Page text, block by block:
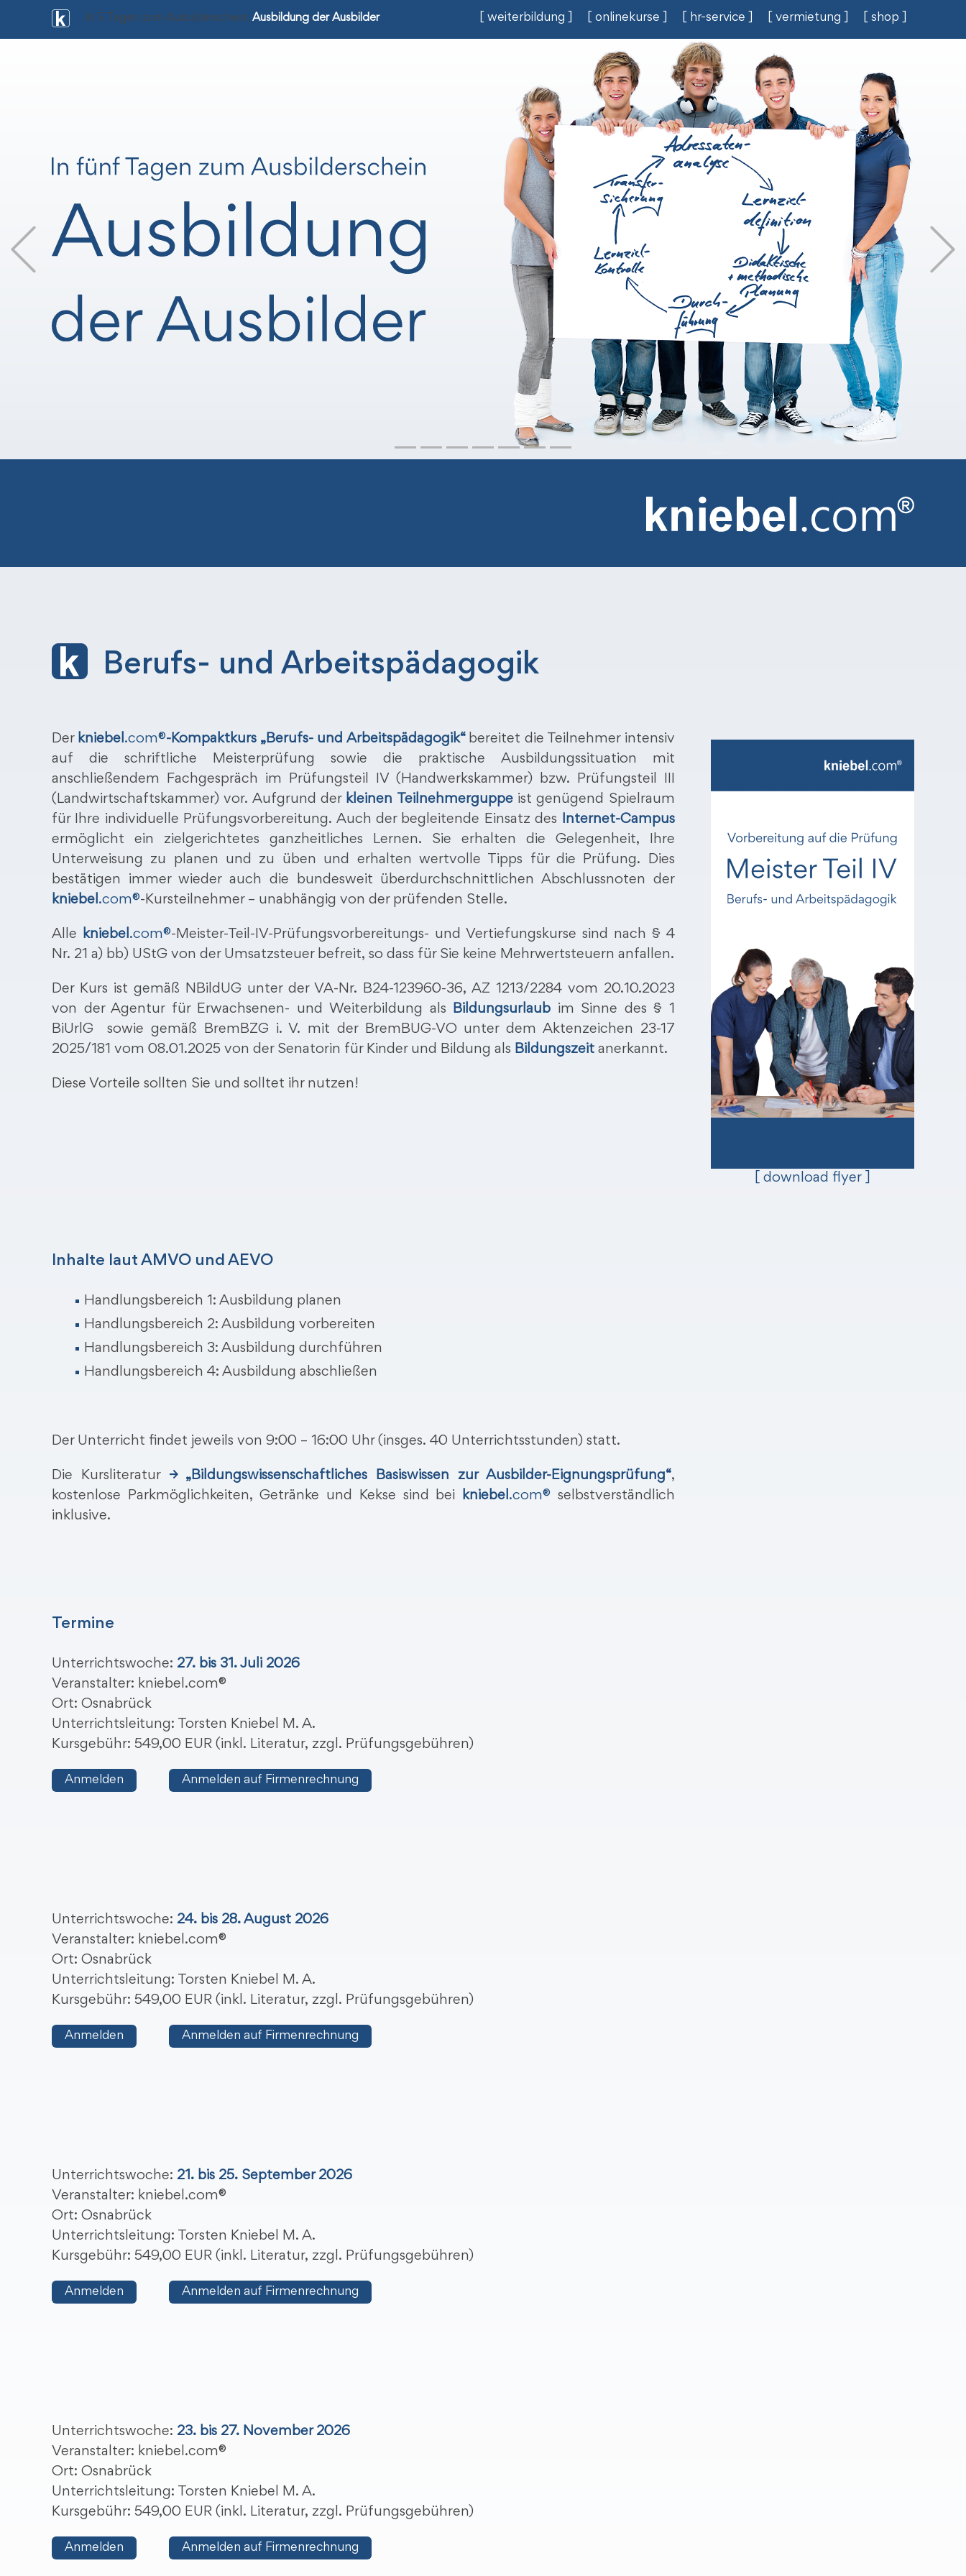
[ weiterbildung ] [ onlinekurse ] [ hr-service ] [ vermietung ] [ shop ]
In 5 Tagen zum Ausbilderschein: Ausbildung der Ausbilder
Previous
Berufs- und Arbeitspädagogik
Der kniebel .com®-Kompaktkurs „Berufs- und Arbeitspädagogik“ bereitet die Teilnehmer intensiv
auf die schriftliche Meisterprüfung sowie die praktische Ausbildungssituation mit
anschließendem Fachgespräch im Prüfungsteil IV (Handwerkskammer) bzw. Prüfungsteil III
(Landwirtschaftskammer) vor. Aufgrund der kleinen Teilnehmerguppe ist genügend Spielraum
für Ihre individuelle Prüfungsvorbereitung. Auch der begleitende Einsatz des
Internet-Campus
ermöglicht ein zielgerichtetes ganzheitliches Lernen. Sie erhalten die Gelegenheit, Ihre
Unterweisung zu planen und zu üben und erhalten wertvolle Tipps für die Prüfung. Dies
bestätigen immer wieder auch die bundesweit überdurchschnittlichen Abschlussnoten der
kniebel .com®-Kursteilnehmer – unabhängig von der prüfenden Stelle.
Alle kniebel .com®-Meister-Teil-IV-Prüfungsvorbereitungs- und Vertiefungskurse sind nach § 4
Nr. 21 a) bb) UStG von der Umsatzsteuer befreit, so dass für Sie keine Mehrwertsteuern anfallen.
Der Kurs ist gemäß NBildUG unter der VA-Nr. B24-123960-36, AZ 1213/2284 vom 20.10.2023
von der Agentur für Erwachsenen- und Weiterbildung als Bildungsurlaub im Sinne des § 1
BiUrlG sowie gemäß BremBZG i. V. mit der BremBUG-VO unter dem Aktenzeichen 23-17
2025/181 vom 08.01.2025 von der Senatorin für Kinder und Bildung als Bildungszeit anerkannt.
Diese Vorteile sollten Sie und solltet ihr nutzen!
Inhalte laut AMVO und AEVO
Handlungsbereich 1: Ausbildung planen
Handlungsbereich 2: Ausbildung vorbereiten
Handlungsbereich 3: Ausbildung durchführen
Handlungsbereich 4: Ausbildung abschließen
Der Unterricht findet jeweils von 9:00 – 16:00 Uhr (insges. 40 Unterrichtsstunden) statt.
Die Kursliteratur → „Bildungswissenschaftliches Basiswissen zur Ausbilder-Eignungsprüfung“,
kostenlose Parkmöglichkeiten, Getränke und Kekse sind bei
kniebel .com® selbstverständlich
inklusive.
Termine
Unterrichtswoche: 27. bis 31. Juli 2026
Veranstalter: kniebel.com®
Ort: Osnabrück
Unterrichtsleitung: Torsten Kniebel M. A.
Kursgebühr: 549,00 EUR (inkl. Literatur, zzgl. Prüfungsgebühren)
Anmelden Anmelden auf Firmenrechnung
Unterrichtswoche: 24. bis 28. August 2026
Veranstalter: kniebel.com®
Ort: Osnabrück
Unterrichtsleitung: Torsten Kniebel M. A.
Kursgebühr: 549,00 EUR (inkl. Literatur, zzgl. Prüfungsgebühren)
Anmelden Anmelden auf Firmenrechnung
Unterrichtswoche: 21. bis 25. September 2026
Veranstalter: kniebel.com®
Ort: Osnabrück
Unterrichtsleitung: Torsten Kniebel M. A.
Kursgebühr: 549,00 EUR (inkl. Literatur, zzgl. Prüfungsgebühren)
Anmelden Anmelden auf Firmenrechnung
Unterrichtswoche: 23. bis 27. November 2026
Veranstalter: kniebel.com®
Ort: Osnabrück
Unterrichtsleitung: Torsten Kniebel M. A.
Kursgebühr: 549,00 EUR (inkl. Literatur, zzgl. Prüfungsgebühren)
Anmelden Anmelden auf Firmenrechnung
[ download flyer ]